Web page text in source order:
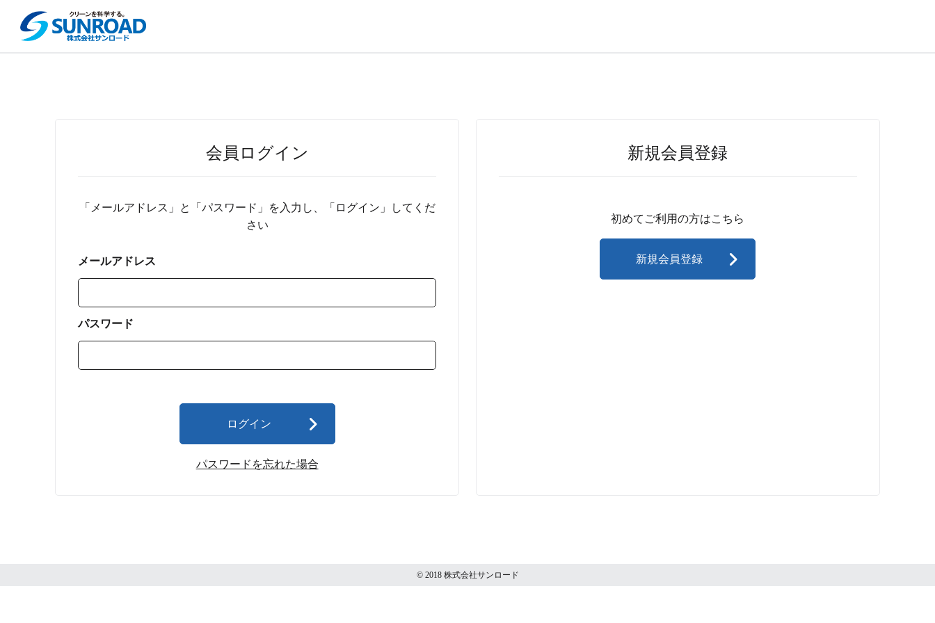
会員ログイン
「メールアドレス」と「パスワード」を入力し、「ログイン」してくだ
さい
メールアドレス
パスワード
ログイン
パスワードを忘れた場合
新規会員登録
初めてご利用の方はこちら
新規会員登録
© 2018 株式会社サンロード